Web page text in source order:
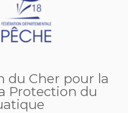
du Cher pour la
Protection du